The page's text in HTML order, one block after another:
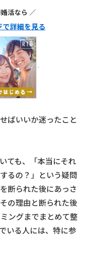
活なら ／
詳細を見る
ばいいか迷ったこと
ても、「本当にそれ
るの？」という疑問
断られた後にあっさ
の理由と断られた後
ングまでまとめて整
いる人には、特に参